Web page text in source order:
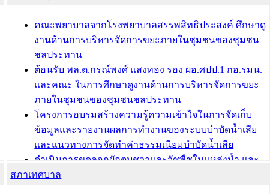
รางวัลผู้อำนวยการสำนัก/กองการศึกษาดีเด่น ในงาน
แข่งขันทักษะทางวิชาการและงานมหกรรมการจัดการ
ศึกษาท้องถิ่น ระดับประเทศครั้งที่ 14 ประจำปี 2568
บทความ อื่นๆ ...
คณะพยาบาลจากโรงพยาบาลสรรพสิทธิประสงค์ ศึกษาดู
งานด้านการบริหารจัดการขยะภายในชุมชนของชุมชน
ชลประทาน
ต้อนรับ พล.ต.กรณ์พงศ์ แสงทอง รอง ผอ.ศปป.1 กอ.รมน.
และคณะ ในการศึกษาดูงานด้านการบริหารจัดการขยะ
ภายในชุมชนของชุมชนชลประทาน
โครงการอบรมสร้างความรู้ความเข้าใจในการจัดเก็บ
ข้อมูลและรายงานผลการทำงานของระบบบำบัดน้ำเสีย
และแนวทางการจัดทำค่าธรรมเนียมบำบัดน้ำเสีย
ดำเนินการขุดลอกผักตบชวาและวัชพืชในแหล่งน้ำ และ
พัฒนาฟื้นฟูและแก้ไขปัญหาแหล่งน้ำสาธารณะภายใน
สภาเทศบาล